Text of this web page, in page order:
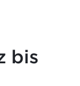
bis